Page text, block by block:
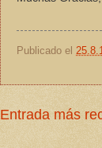
Publicado el
Entrada más